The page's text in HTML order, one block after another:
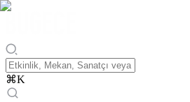
⌘K